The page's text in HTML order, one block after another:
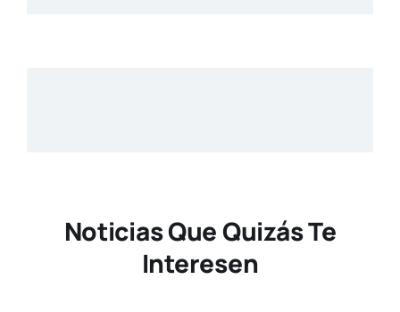
Noticias Que Quizás Te
Interesen